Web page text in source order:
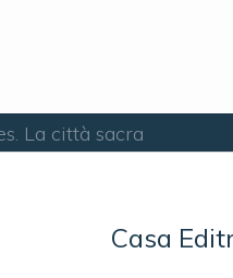
La città sacra
Casa